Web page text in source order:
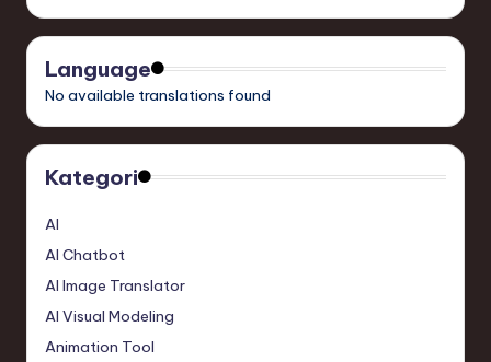
Language
No available translations found
Kategori
AI
AI Chatbot
AI Image Translator
AI Visual Modeling
Animation Tool